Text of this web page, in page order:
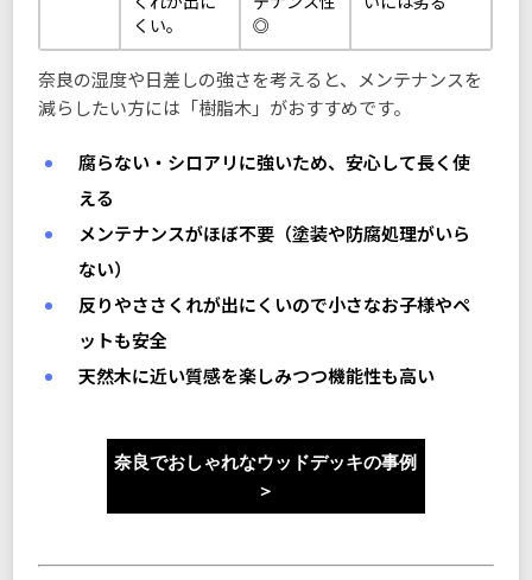
くい。
◎
奈良の湿度や日差しの強さを考えると、メンテナンスを
減らしたい方には「樹脂木」がおすすめです。
腐らない・シロアリに強いため、安心して長く使
える
メンテナンスがほぼ不要（塗装や防腐処理がいら
ない）
反りやささくれが出にくいので小さなお子様やペ
ットも安全
天然木に近い質感を楽しみつつ機能性も高い
奈良でおしゃれなウッドデッキの事例
＞